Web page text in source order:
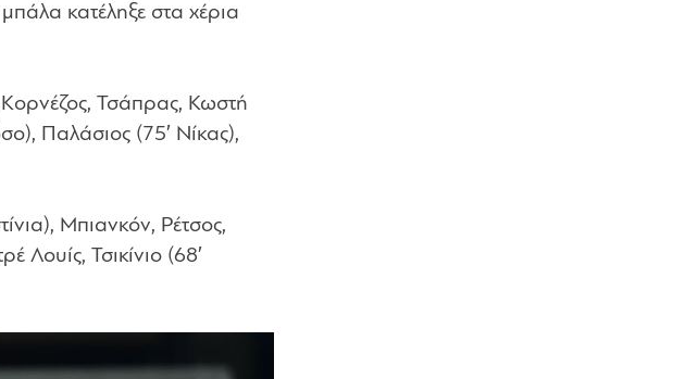
κατέληξε στα χέρια
Τσάπρας, Κωστή
Παλάσιος (75′ Νίκας),
Μπιανκόν, Ρέτσος,
Λουίς, Τσικίνιο (68′